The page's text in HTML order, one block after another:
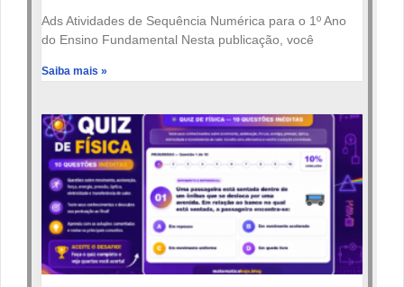
Ads Atividades de Sequência Numérica para o 1º Ano
do Ensino Fundamental Nesta publicação, você
Saiba mais »